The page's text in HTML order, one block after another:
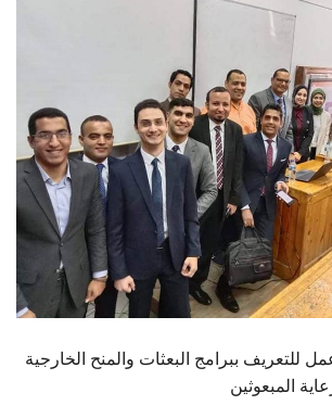
الدراسات العليا
الخريجين
الموظفون
الزائـرون
سجل الان
ببرامج البعثات والمنح الخارجية
المبعوثين